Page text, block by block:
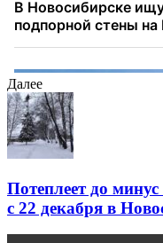
Далее
Потеплеет до минус
с 22 декабря в